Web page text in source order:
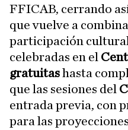
FFICAB, cerrando
que vuelve a
participación
celebradas en el
gratuitashasta
que las sesiones del
entrada previa, con
para las